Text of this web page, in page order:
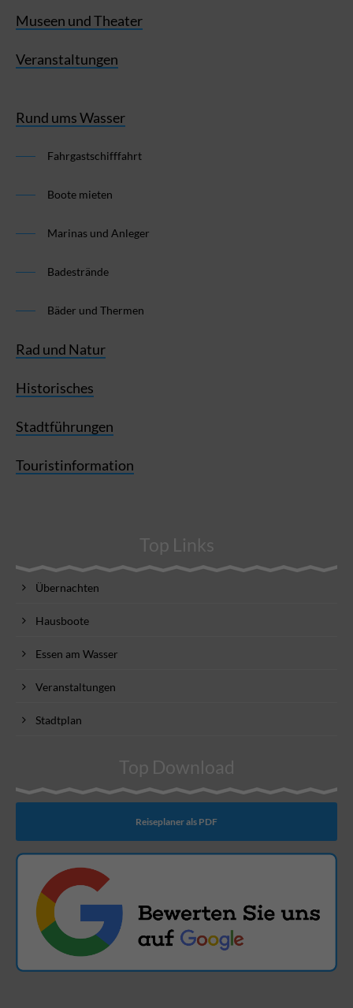
Museen und Theater
Veranstaltungen
Rund ums Wasser
Fahrgastschifffahrt
Boote mieten
Marinas und Anleger
Badestrände
Bäder und Thermen
Rad und Natur
Historisches
Stadtführungen
Touristinformation
Top Links
Übernachten
Hausboote
Essen am Wasser
Veranstaltungen
Stadtplan
Top Download
Reiseplaner als PDF